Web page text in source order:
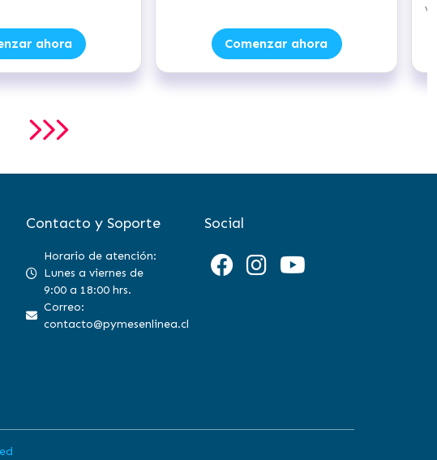
ahora Comenzar ahora
Contacto y Soporte
Horario de atención:
Lunes a viernes de
9:00 a 18:00 hrs.
Correo:
contacto@pymesenlinea.cl
Social